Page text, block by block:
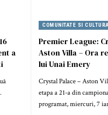
a
COMUNITATE SI
Premier League:
Aston Villa – Ora
lui Unai Emery
Crystal Palace – Aston
etapa a 21-a din
programat, miercuri, 7